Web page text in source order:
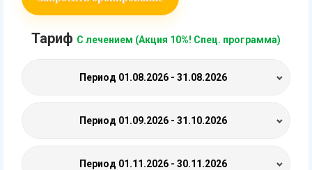
Тариф С лечением (Акция 10%! Спец. программа)
Период 01.08.2026 - 31.08.2026
Период 01.09.2026 - 31.10.2026
Период 01.11.2026 - 30.11.2026